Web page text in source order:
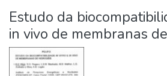
All of DSpace
Statistics
Estudo da
in vivo de membranas